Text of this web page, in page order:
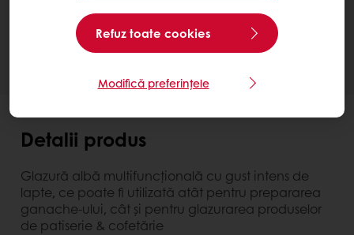
Ai nevoie de mai multe informații? Suntem bucuroși
să te ajutăm.
Detalii produs
Glazură albă multifuncţională cu gust intens de
lapte, ce poate fi utilizată atât pentru prepararea
ganache-ului, cât şi pentru glazurarea produselor
de patiserie & cofetărie
Refuz toate cookies
Modifică preferințele